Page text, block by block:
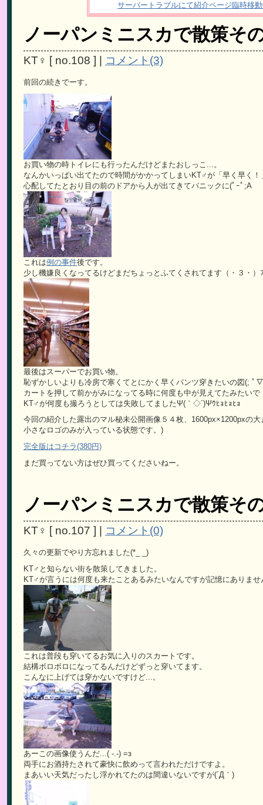
サーバートラブルにて紹介ページ臨時移
ノーパンミニスカで散策そ
KT♀ [no.108 ] | コメント(3)
前回の続きでーす。
お買い物の時トイレにも行ったんだけどまたおしっこ...。
なんかいっぱい出てたので時間がかかってしまいKT♂が「早く早く
心配してたとおり目の前のドアから人が出てきてパニックに(ﾟｰﾟ;A
これは例の事件後です。
少し機嫌良くなってるけどまだちょっとふてくされてます（・３・）
最後はスーパーでお買い物。
恥ずかしいよりも冷房で寒くてとにかく早くパンツ穿きたいの図(; ﾟ
カートを押して前かがみになってる時に何度も中が見えてたみたいで
KT♂が何度も撮ろうとしては失敗してましたΨ(｀◇´)Ψｳﾋｮﾋｮﾋｮ
今回の紹介した露出のマル秘未公開画像５４枚、1600px×1200pxの
小さなロゴのみが入っている状態です。)
完全版はコチラ(380円)
まだ買ってない方はぜひ買ってくださいねー。
ノーパンミニスカで散策そ
KT♀ [no.107 ] | コメント(0)
久々の更新でやり方忘れました(*_ _)
KT♂と知らない街を散策してきました。
KT♂が言うには何度も来たことあるみたいなんですが記憶にありませ
これは普段も穿いてるお気に入りのスカートです。
結構ボロボロになってるんだけどずっと穿いてます。
こんなに上げては穿かないですけど...。
あーこの画像使うんだ...( -.-) =з
両手にお酒持たされて豪快に飲めって言われただけですよ。
まあいい天気だったし浮かれてたのは間違いないですが(´Д｀)